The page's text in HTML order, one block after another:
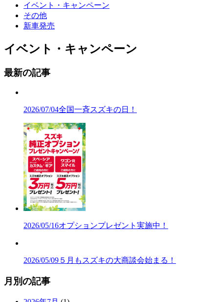
イベント・キャンペーン
その他
新車発売
イベント・キャンペーン
最新の記事
2026/07/04全国一斉スズキの日！
2026/05/16オプションプレゼント実施中！
2026/05/09 ５月もスズキの大商談会始まる！
月別の記事